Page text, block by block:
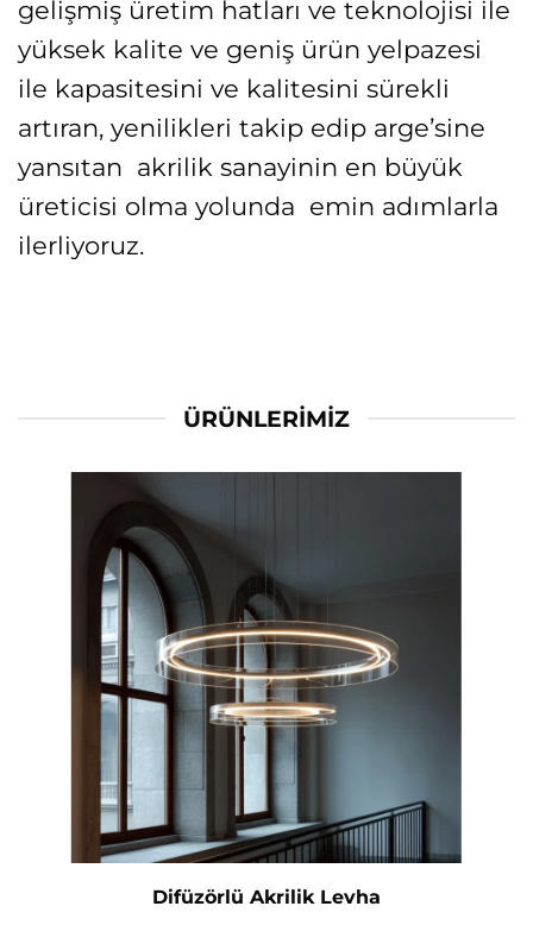
gelişmiş üretim hatları ve teknolojisi ile
yüksek kalite ve geniş ürün yelpazesi
ile kapasitesini ve kalitesini sürekli
artıran, yenilikleri takip edip arge’sine
yansıtan akrilik sanayinin en büyük
üreticisi olma yolunda emin adımlarla
ilerliyoruz.
ÜRÜNLERIMIZ
Opak Akrilik Levha